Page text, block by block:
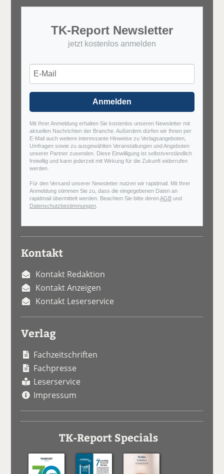
TK-Report Newsletter
jetzt kostenlos anmelden
Anmelden
Mit Ihrer Anmeldung erhalten Sie kostenlos unseren Newsletter mit
aktuellen Nachrichten der Branche. Außerdem dürfen wir Ihnen per
E-Mail auch weitere interessante Hinweise zu Verlagsangeboten,
Umfragen sowie zu ausgewählten Veranstaltungen und Angeboten
unserer Partner zusenden. Diese Einwilligung ist selbstverständlich
freiwillig und kann jederzeit mit Wirkung für die Zukunft widerrufen
werden.
Für den Versand unserer Newsletter nutzen wir rapidmail. Mit Ihrer
Anmeldung stimmen Sie zu, dass die eingegebenen Daten an
rapidmail übermittelt werden. Beachten Sie bitte derenAGB und
Datenschutzbestimmungen
Kontakt
Kontakt Redaktion
Kontakt Anzeigen
Kontakt Leserservice
Verlag
Fachzeitschriften
Fachpresse
Leserservice
Impressum
TK-Report Specials